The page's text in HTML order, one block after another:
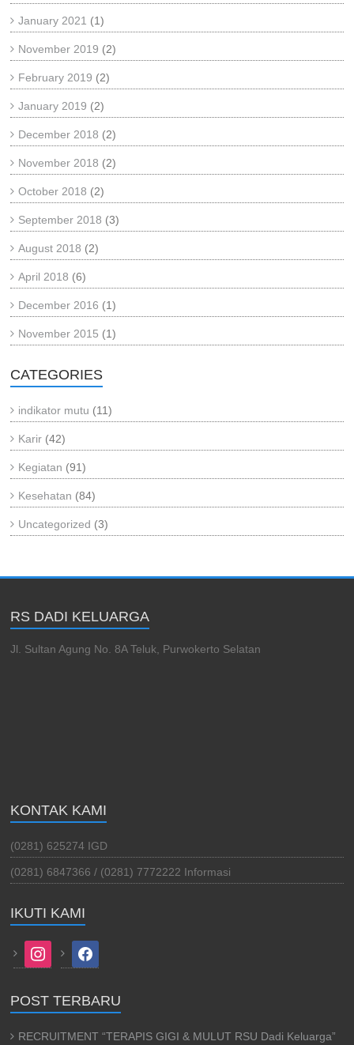
January 2021 (1)
November 2019 (2)
February 2019 (2)
January 2019 (2)
December 2018 (2)
November 2018 (2)
October 2018 (2)
September 2018 (3)
August 2018 (2)
April 2018 (6)
December 2016 (1)
November 2015 (1)
CATEGORIES
indikator mutu (11)
Karir (42)
Kegiatan (91)
Kesehatan (84)
Uncategorized (3)
RS DADI KELUARGA
Jl. Sultan Agung No. 8A Teluk, Purwokerto Selatan
KONTAK KAMI
(0281) 625274 IGD
(0281) 6847366 / (0281) 7772222 Informasi
IKUTI KAMI
instagram facebook
POST TERBARU
RECRUITMENT “TERAPIS GIGI & MULUT RSU Dadi Keluarga”